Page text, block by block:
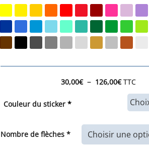
30,00€ – 126,00€Plage
prix :
30,00€
TTC
Couleur du sticker *
Nombre de flèches *